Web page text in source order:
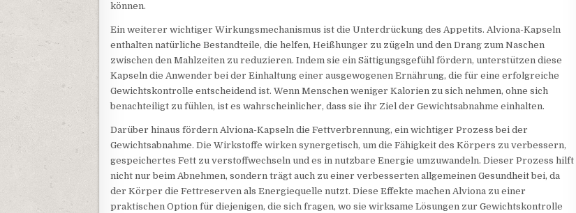
können.
Ein weiterer wichtiger Wirkungsmechanismus ist die Unterdrückung des Appetits. Alviona-Kapseln
enthalten natürliche Bestandteile, die helfen, Heißhunger zu zügeln und den Drang zum Naschen
zwischen den Mahlzeiten zu reduzieren. Indem sie ein Sättigungsgefühl fördern, unterstützen diese
Kapseln die Anwender bei der Einhaltung einer ausgewogenen Ernährung, die für eine erfolgreiche
Gewichtskontrolle entscheidend ist. Wenn Menschen weniger Kalorien zu sich nehmen, ohne sich
benachteiligt zu fühlen, ist es wahrscheinlicher, dass sie ihr Ziel der Gewichtsabnahme einhalten.
Darüber hinaus fördern Alviona-Kapseln die Fettverbrennung, ein wichtiger Prozess bei der
Gewichtsabnahme. Die Wirkstoffe wirken synergetisch, um die Fähigkeit des Körpers zu verbessern,
gespeichertes Fett zu verstoffwechseln und es in nutzbare Energie umzuwandeln. Dieser Prozess hilft
nicht nur beim Abnehmen, sondern trägt auch zu einer verbesserten allgemeinen Gesundheit bei, da
der Körper die Fettreserven als Energiequelle nutzt. Diese Effekte machen Alviona zu einer
praktischen Option für diejenigen, die sich fragen, wo sie wirksame Lösungen zur Gewichtskontrolle